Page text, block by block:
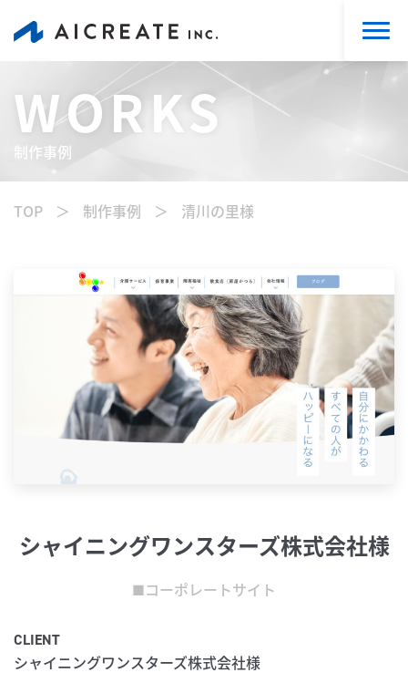
WORKS
制作事例
TOP 制作事例 清川の里様
シャイニングワンスターズ株式会社様
■コーポレートサイト
CLIENT
シャイニングワンスターズ株式会社様